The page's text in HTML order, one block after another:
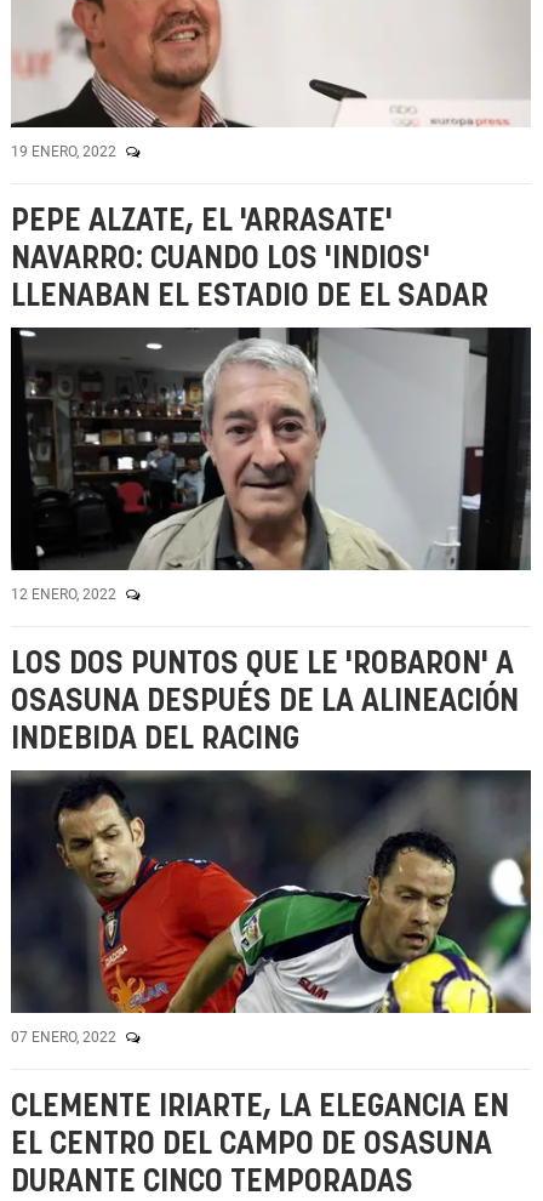
19 ENERO, 2022
PEPE ALZATE, EL 'ARRASATE'
NAVARRO: CUANDO LOS 'INDIOS'
LLENABAN EL ESTADIO DE EL SADAR
12 ENERO, 2022
LOS DOS PUNTOS QUE LE 'ROBARON' A
OSASUNA DESPUÉS DE LA ALINEACIÓN
INDEBIDA DEL RACING
07 ENERO, 2022
CLEMENTE IRIARTE, LA ELEGANCIA EN
EL CENTRO DEL CAMPO DE OSASUNA
DURANTE CINCO TEMPORADAS